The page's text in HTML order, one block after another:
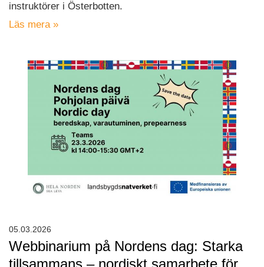
instruktörer i Österbotten.
Läs mera »
Webbinarium på Nordens dag: Starka
tillsammans – nordiskt samarbete för
05.03.2026